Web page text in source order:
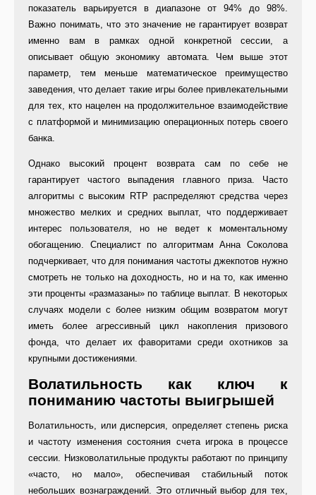
показатель варьируется в диапазоне от 94% до 98%.
Важно понимать, что это значение не гарантирует возврат
именно вам в рамках одной конкретной сессии, а
описывает общую экономику автомата. Чем выше этот
параметр, тем меньше математическое преимущество
заведения, что делает такие игры более привлекательными
для тех, кто нацелен на продолжительное взаимодействие
с платформой и минимизацию операционных потерь своего
банка.
Однако высокий процент возврата сам по себе не
гарантирует частого выпадения главного приза. Часто
алгоритмы с высоким RTP распределяют средства через
множество мелких и средних выплат, что поддерживает
интерес пользователя, но не ведет к моментальному
обогащению. Специалист по алгоритмам Анна Соколова
подчеркивает, что для понимания частоты джекпотов нужно
смотреть не только на доходность, но и на то, как именно
эти проценты «размазаны» по таблице выплат. В некоторых
случаях модели с более низким общим возвратом могут
иметь более агрессивный цикл накопления призового
фонда, что делает их фаворитами среди охотников за
крупными достижениями.
Волатильность как ключ к
пониманию частоты выигрышей
Волатильность, или дисперсия, определяет степень риска
и частоту изменения состояния счета игрока в процессе
сессии. Низковолатильные продукты работают по принципу
«часто, но мало», обеспечивая стабильный поток
небольших вознаграждений. Это отличный выбор для тех,